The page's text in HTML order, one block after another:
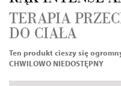
TERAPIA
DO CIAŁA
Ten produkt cieszy się
CHWILOWO NIEDOSTĘPNY